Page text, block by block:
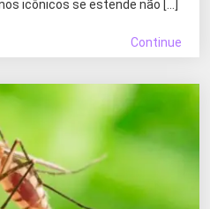
icônicos se estende não […]
Continue